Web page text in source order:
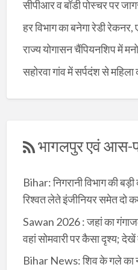
सीपीआर व बॉडी पोस्चर पर
हर विभाग का बनेगा रेडी
राज्य योगासन चैंपियनशिप में
सहोरवा गांव में सर्पदंश से महिला
भागलपुर एवं आस-
Bihar: निगरानी विभाग की
रिश्वत लेते इंजीनियर समेत दो
Sawan 2026 : जहां का
वहां सोमवारी पर कैसा दृश्य; देखें
Bihar News: शिव के गले का